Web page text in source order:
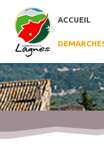
ACCUEIL
Démarches